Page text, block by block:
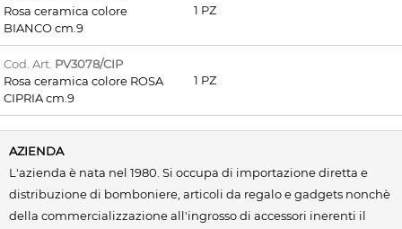
Rosa ceramica colore
BIANCO cm.9
1 PZ
Cod. Art. PV3078/CIP
Rosa ceramica colore ROSA
CIPRIA cm.9
1 PZ
AZIENDA
L'azienda è nata nel 1980. Si occupa di importazione diretta e
distribuzione di bomboniere, articoli da regalo e gadgets nonchè
della commercializzazione all'ingrosso di accessori inerenti il